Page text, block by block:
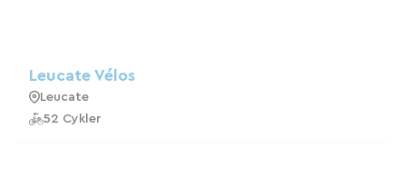
Leucate Vélos
Leucate
52 Cykler